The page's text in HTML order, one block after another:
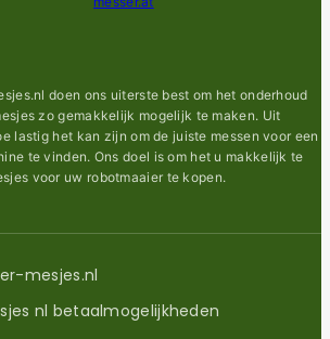
doen ons uiterste best om het onderhoud
zo gemakkelijk mogelijk te maken. Uit
lastig het kan zijn om de juiste messen voor een
te vinden. Ons doel is om het u makkelijk te
voor uw robotmaaier te kopen.
mesjes.nl